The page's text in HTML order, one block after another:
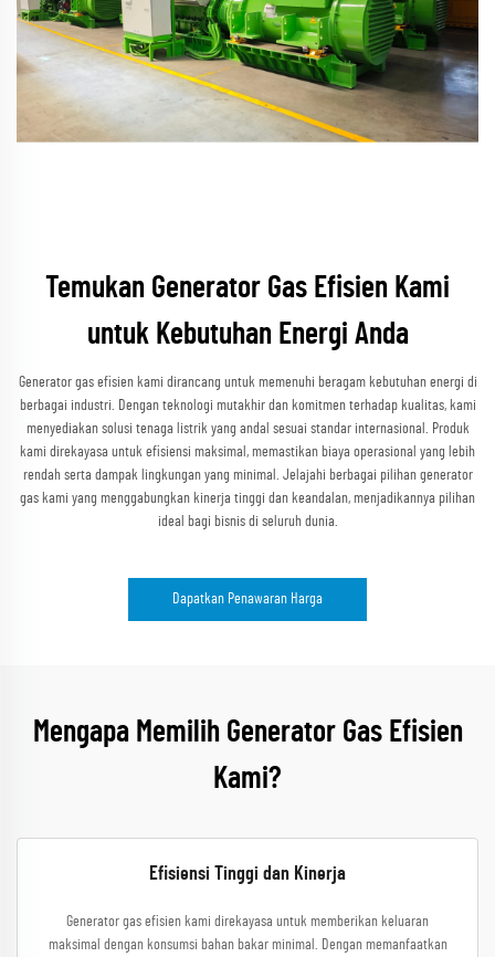
Temukan Generator Gas Efisien Kami
untuk Kebutuhan Energi Anda
Generator gas efisien kami dirancang untuk memenuhi beragam kebutuhan energi di
berbagai industri. Dengan teknologi mutakhir dan komitmen terhadap kualitas, kami
menyediakan solusi tenaga listrik yang andal sesuai standar internasional. Produk
kami direkayasa untuk efisiensi maksimal, memastikan biaya operasional yang lebih
rendah serta dampak lingkungan yang minimal. Jelajahi berbagai pilihan generator
gas kami yang menggabungkan kinerja tinggi dan keandalan, menjadikannya pilihan
ideal bagi bisnis di seluruh dunia.
Dapatkan Penawaran Harga
Mengapa Memilih Generator Gas Efisien
Kami?
Efisiensi Tinggi dan Kinerja
Generator gas efisien kami direkayasa untuk memberikan keluaran
maksimal dengan konsumsi bahan bakar minimal. Dengan memanfaatkan